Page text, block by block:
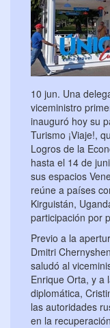
10 jun. Una
viceministro
inauguró hoy su
Turismo ¡Viaje!,
Logros de la
hasta el 14 de
sus espacios
reúne a países
Kirguistán,
participación por
Previo a la
Dmitri
saludó al
Enrique Orta, y a
diplomática,
las autoridades
en la